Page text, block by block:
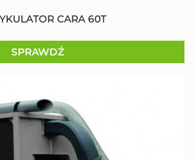
CARA 60T
SPRAWDŹ